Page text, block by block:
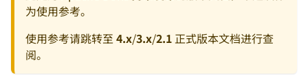
为使用参考。
使用参考请跳转至 4.x/3.x/2.1正式版本文档进行查
阅。